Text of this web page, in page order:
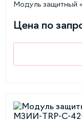
Модуль защитный
Цена по